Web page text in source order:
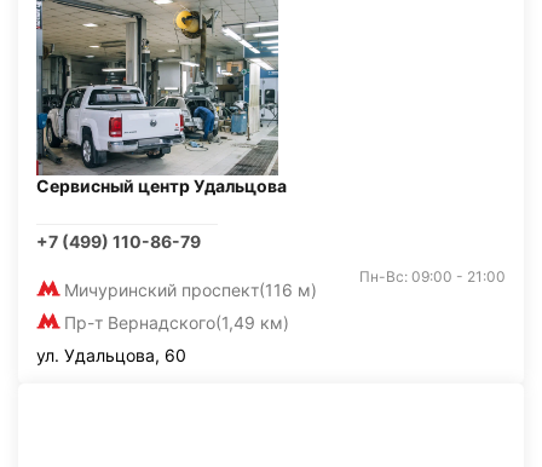
Сервисный центр Удальцова
+7 (499) 110-86-79
Мичуринский проспект(116 м)
Пр-т Вернадского(1,49 км)
Пн-Вс: 09:00 - 21:00
ул. Удальцова, 60